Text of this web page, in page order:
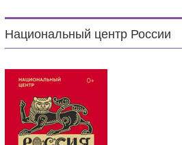
Национальный центр России